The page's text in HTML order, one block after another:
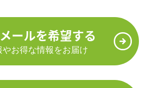
ールを希望する
お得な情報をお届け